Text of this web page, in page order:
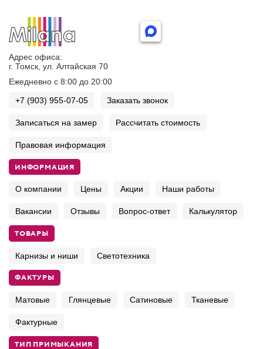
Адрес офиса:
г. Томск, ул. Алтайская 70
Ежедневно с 8:00 до 20:00
+7 (903) 955-07-05
Заказать звонок
Записаться на замер Рассчитать стоимость
Правовая информация
ИНФОРМАЦИЯ
О компании Цены Акции Наши работы
Вакансии Отзывы Вопрос-ответ Калькулятор
ТОВАРЫ
Карнизы и ниши Светотехника
ФАКТУРЫ
Матовые Глянцевые Сатиновые Тканевые
Фактурные
ТИП ПРИМЫКАНИЯ